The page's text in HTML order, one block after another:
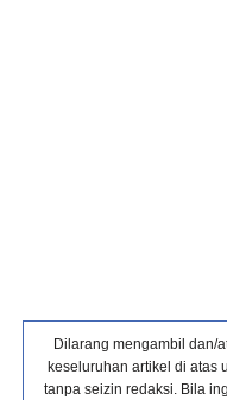
Dilarang mengambil dan/
keseluruhan artikel di atas
tanpa seizin redaksi. Bila